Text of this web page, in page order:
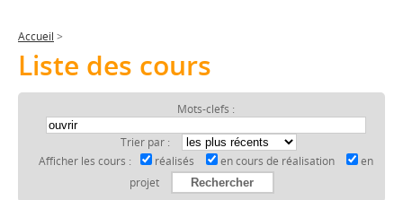
Accueil >
Liste des cours
Mots-clefs :
Trier par :
Afficher les cours :
réalisés en cours de réalisation
en
projet